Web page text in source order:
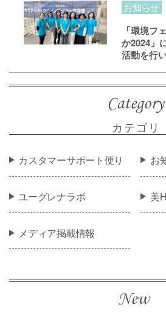
お知らせ
「環境フ
か2024」
活動を行
カテゴリ
カスタマーサポート便り お
ユーグレナラボ 美
メディア掲載情報